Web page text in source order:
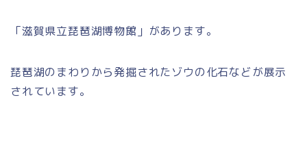
「滋賀県立琵琶湖博物館」があります。
琵琶湖のまわりから発掘されたゾウの化石などが展示
されています。